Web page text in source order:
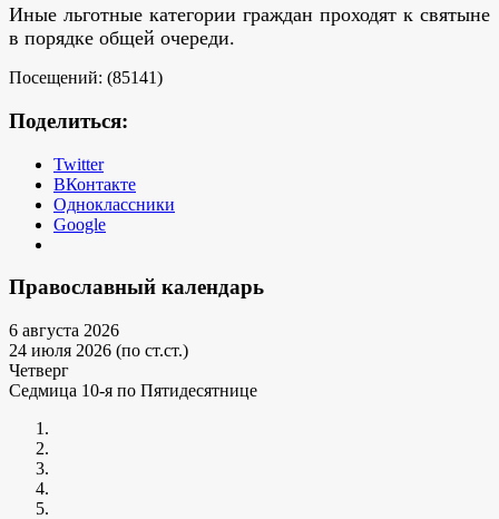
Иные льготные категории граждан проходят к святыне
в порядке общей очереди.
Посещений: (85141)
Поделиться:
Twitter
ВКонтакте
Одноклассники
Google
Православный календарь
6 августа 2026
24 июля 2026 (по ст.ст.)
Четверг
Седмица 10-я по Пятидесятнице